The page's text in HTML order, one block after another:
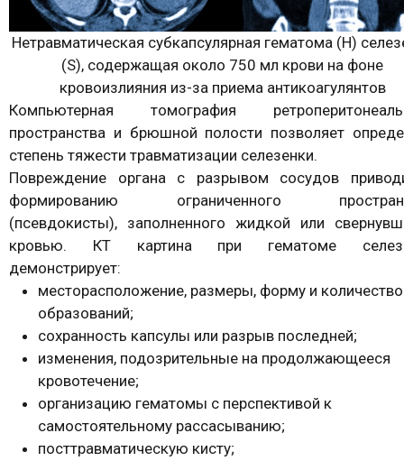
Нетравматическая субкапсулярная гематома (H)
(S), содержащая около 750 мл крови на фоне
кровоизлияния из-за приема антикоагулянтов
Компьютерная томография
пространства и брюшной полости позволяет
степень тяжести травматизации селезенки.
Повреждение органа с разрывом сосудов
формированию ограниченного
(псевдокисты), заполненного жидкой или
кровью. КТ картина при гематоме
демонстрирует:
месторасположение, размеры, форму и количество
образований;
сохранность капсулы или разрыв последней;
изменения, подозрительные на продолжающееся
кровотечение;
организацию гематомы с перспективой к
самостоятельному рассасыванию;
посттравматическую кисту;